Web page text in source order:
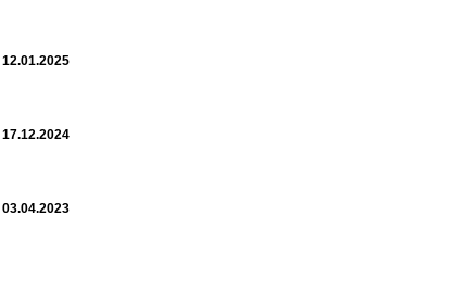
12.01.2025
17.12.2024
03.04.2023